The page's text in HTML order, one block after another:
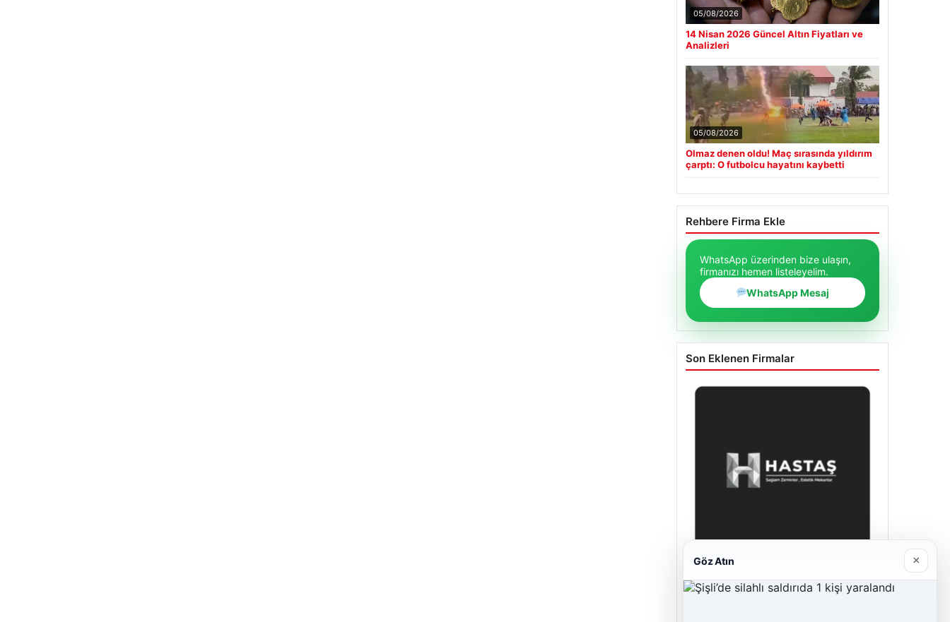
05/08/2026
14 Nisan 2026 Güncel Altın Fiyatları ve
Analizleri
05/08/2026
Olmaz denen oldu! Maç sırasında yıldırım
çarptı: O futbolcu hayatını kaybetti
Rehbere Firma Ekle
WhatsApp üzerinden bize ulaşın,
firmanızı hemen listeleyelim.
WhatsApp Mesaj
Son Eklenen Firmalar
Enes Kaplan Avukatlık Bürosu
Göz Atın ×